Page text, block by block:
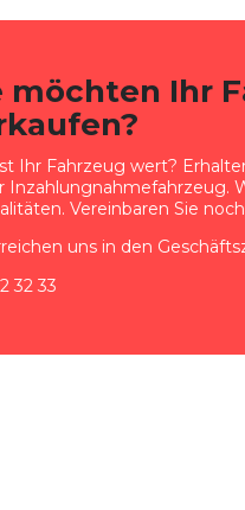
möchten Ihr
Ihr Fahrzeug wert?
Inzahlungnahmefahrzeug.
Vereinbaren Sie
uns in den
32 33